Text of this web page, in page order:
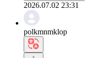
2026.07.02 23:31
polkmnmklop